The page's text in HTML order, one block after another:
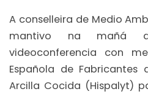
A conselleira de Medio
mantivo na mañá
videoconferencia con
Española de Fabricantes
Arcilla Cocida (Hispalyt)